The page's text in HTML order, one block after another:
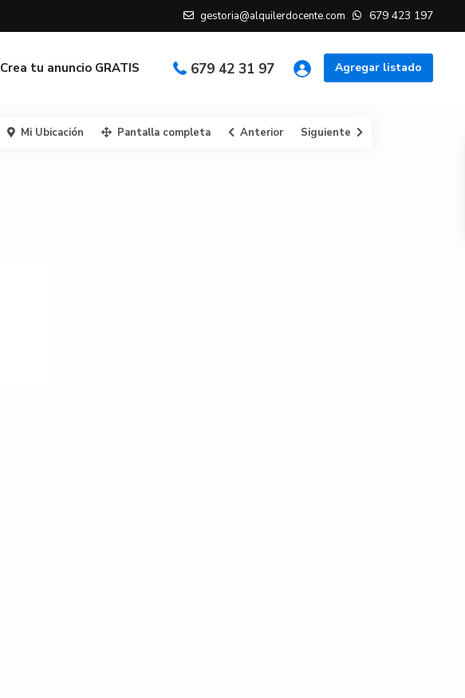
gestoria@alquilerdocente.com 679 423 197
Agregar listado
679 42 31 97
Crea tu anuncio GRATIS
Mi Ubicación Pantalla completa Anterior Siguiente